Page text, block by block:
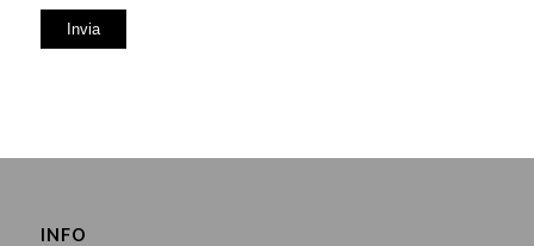
INFO